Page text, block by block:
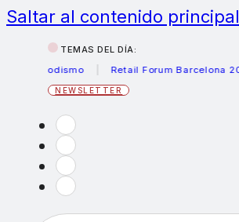
Saltar al contenido principal
TEMAS DEL DÍA:
Retail Forum Barcelona 2026
NEWSLETTER